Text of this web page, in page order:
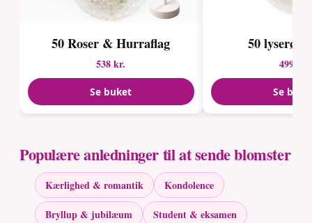
50 Roser & Hurraflag
538 kr.
Se buket
50
499 kr.
Se
Populære anledninger til at sende blomster
Kærlighed & romantik
Kondolence
Bryllup & jubilæum
Student & eksamen